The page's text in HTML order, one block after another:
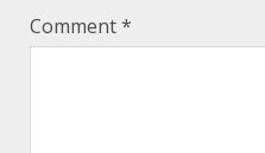
Comment*